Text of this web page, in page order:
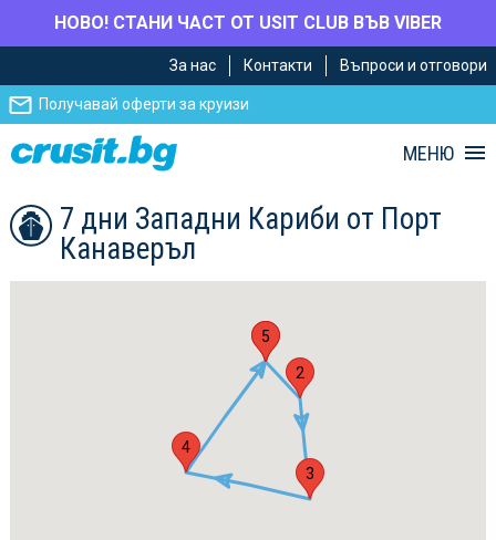
НОВО! СТАНИ ЧАСТ ОТ USIT CLUB ВЪВ VIBER
главното
съдържание
Навигацията
За нас Контакти Въпроси и отговори
Получавай оферти за круизи
МЕНЮ
7 дни Западни Кариби от Порт
Канаверъл
1
2
3
4
5